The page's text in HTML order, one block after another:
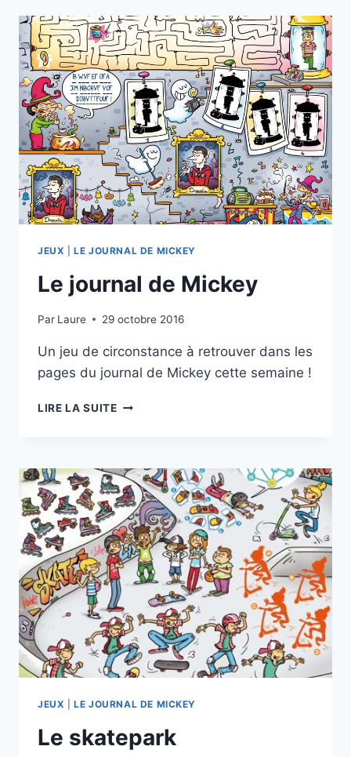
JEUX |LE JOURNAL DE MICKEY
Le journal de Mickey
Par Laure 29 octobre 2016
Un jeu de circonstance à retrouver dans les
pages du journal de Mickey cette semaine !
LIRE LA SUITELE
JEUX |LE JOURNAL DE MICKEY
Le skatepark